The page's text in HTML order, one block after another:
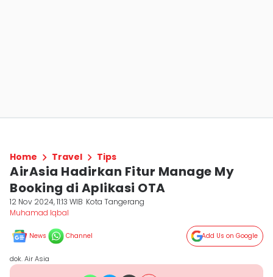
Home Travel Tips
AirAsia Hadirkan Fitur Manage My
Booking di Aplikasi OTA
12 Nov 2024, 11:13 WIB Kota Tangerang
Muhamad Iqbal
News Channel Add Us on Google
dok. Air Asia